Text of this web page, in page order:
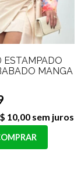
ESTAMPADO
MANGA
10,00 sem juros